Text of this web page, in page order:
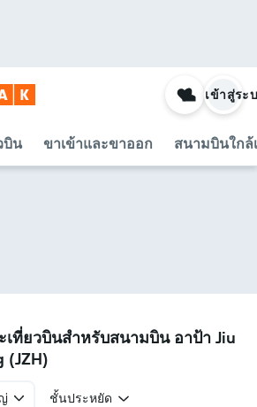
บิน ขาเข้าและขาออก สนามบินใกล้
เข้าสู่ระ
เที่ยวบินสำหรับสนามบิน อาป้า Jiu
(JZH)
ชั้นประหยัด